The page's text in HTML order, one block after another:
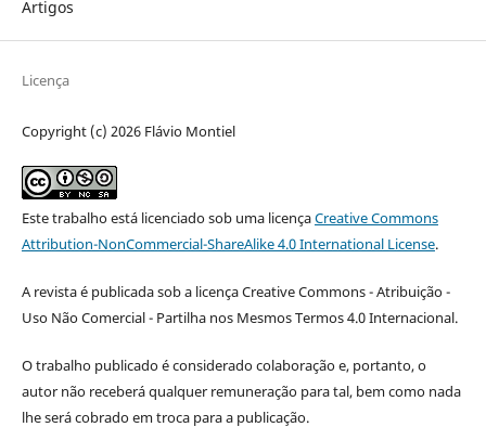
Artigos
Licença
Copyright (c) 2026 Flávio Montiel
Este trabalho está licenciado sob uma licençaCreative Commons
Attribution-NonCommercial-ShareAlike 4.0 International License.
A revista é publicada sob a licença Creative Commons - Atribuição -
Uso Não Comercial - Partilha nos Mesmos Termos 4.0 Internacional.
O trabalho publicado é considerado colaboração e, portanto, o
autor não receberá qualquer remuneração para tal, bem como nada
lhe será cobrado em troca para a publicação.